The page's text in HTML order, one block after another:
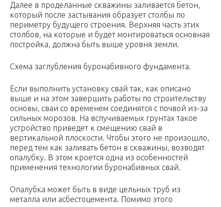
Далее в проделанные скважины заливается бетон,
который после застывания образует столбы по
периметру будущего строения. Верхняя часть этих
столбов, на которые и будет монтироваться основная
постройка, должна быть выше уровня земли.
Схема заглубления буронабивного фундамента.
Если выполнить установку свай так, как описано
выше и на этом завершить работы по строительству
основы, сваи со временем соединятся с почвой из-за
сильных морозов. На вспучиваемых грунтах такое
устройство приведет к смещению свай в
вертикальной плоскости. Чтобы этого не произошло,
перед тем как заливать бетон в скважины, возводят
опалубку. В этом кроется одна из особенностей
применения технологии буронабивных свай.
Опалубка может быть в виде цельных труб из
металла или асбестоцемента. Помимо этого